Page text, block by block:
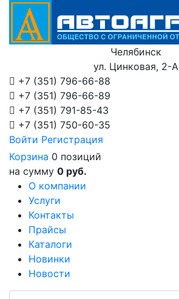
Челябинск
ул. Цинковая, 2-А
+7 (351) 796-66-88
+7 (351) 796-66-89
+7 (351) 791-85-43
+7 (351) 750-60-35
Войти Регистрация
Корзина 0 позиций
на сумму 0 руб.
О компании
Услуги
Контакты
Прайсы
Каталоги
Новинки
Новости